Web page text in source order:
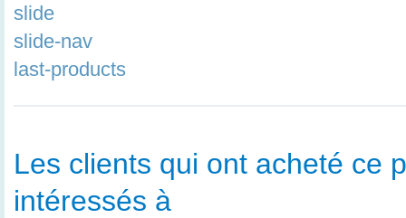
slide
slide-nav
last-products
Les clients qui ont acheté ce
intéressés à